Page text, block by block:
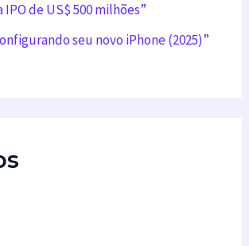
de US$ 500 milhões”
seu novo iPhone (2025)”